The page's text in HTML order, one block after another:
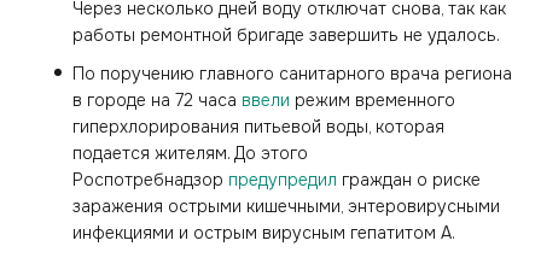
Через несколько дней воду отключат снова, так как
работы ремонтной бригаде завершить не удалось.
По поручению главного санитарного врача региона
в городе на 72 часа ввели режим временного
гиперхлорирования питьевой воды, которая
подается жителям. До этого
Роспотребнадзор предупредил граждан о риске
заражения острыми кишечными, энтеровирусными
инфекциями и острым вирусным гепатитом А.